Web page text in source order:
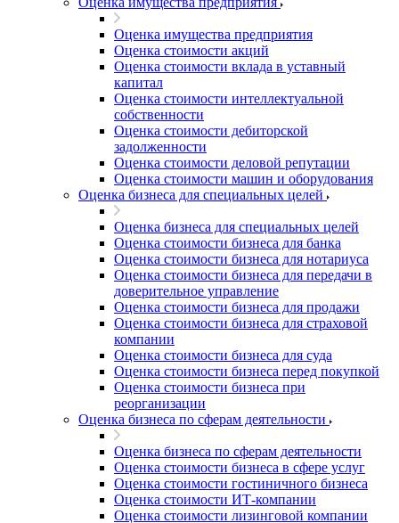
Оценка имущества предприятия
Оценка стоимости акций
Оценка стоимости вклада в уставный
капитал
Оценка стоимости интеллектуальной
собственности
Оценка стоимости дебиторской
задолженности
Оценка стоимости деловой репутации
Оценка стоимости машин и оборудования
Оценка бизнеса для специальных целей
Оценка бизнеса для специальных целей
Оценка стоимости бизнеса для банка
Оценка стоимости бизнеса для нотариуса
Оценка стоимости бизнеса для передачи в
доверительное управление
Оценка стоимости бизнеса для продажи
Оценка стоимости бизнеса для страховой
компании
Оценка стоимости бизнеса для суда
Оценка стоимости бизнеса перед покупкой
Оценка стоимости бизнеса при
реорганизации
Оценка бизнеса по сферам деятельности
Оценка бизнеса по сферам деятельности
Оценка стоимости бизнеса в сфере услуг
Оценка стоимости гостиничного бизнеса
Оценка стоимости ИТ-компании
Оценка стоимости лизинговой компании